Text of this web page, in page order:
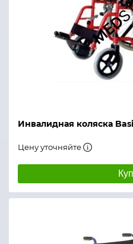
Инвалидная коляска
Цену уточняйте